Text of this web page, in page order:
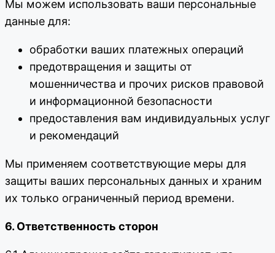
Мы можем использовать ваши персональные
данные для:
обработки ваших платежных операций
предотвращения и защиты от
мошенничества и прочих рисков правовой
и информационной безопасности
предоставления вам индивидуальных услуг
и рекомендаций
Мы применяем соответствующие меры для
защиты ваших персональных данных и храним
их только ограниченный период времени.
6. Ответственность сторон